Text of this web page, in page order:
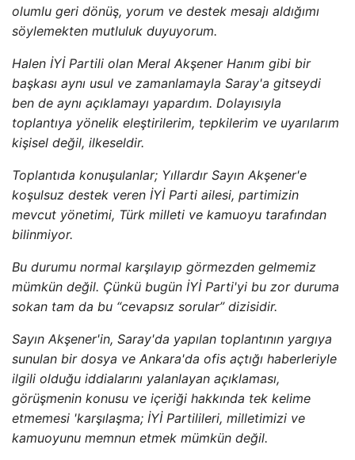
olumlu geri dönüş, yorum ve destek mesajı aldığımı
söylemekten mutluluk duyuyorum.
Halen İYİ Partili olan Meral Akşener Hanım gibi bir
başkası aynı usul ve zamanlamayla Saray'a gitseydi
ben de aynı açıklamayı yapardım. Dolayısıyla
toplantıya yönelik eleştirilerim, tepkilerim ve uyarılarım
kişisel değil, ilkeseldir.
Toplantıda konuşulanlar; Yıllardır Sayın Akşener'e
koşulsuz destek veren İYİ Parti ailesi, partimizin
mevcut yönetimi, Türk milleti ve kamuoyu tarafından
bilinmiyor.
Bu durumu normal karşılayıp görmezden gelmemiz
mümkün değil. Çünkü bugün İYİ Parti'yi bu zor duruma
sokan tam da bu “cevapsız sorular” dizisidir.
Sayın Akşener'in, Saray'da yapılan toplantının yargıya
sunulan bir dosya ve Ankara'da ofis açtığı haberleriyle
ilgili olduğu iddialarını yalanlayan açıklaması,
görüşmenin konusu ve içeriği hakkında tek kelime
etmemesi 'karşılaşma; İYİ Partilileri, milletimizi ve
kamuoyunu memnun etmek mümkün değil.